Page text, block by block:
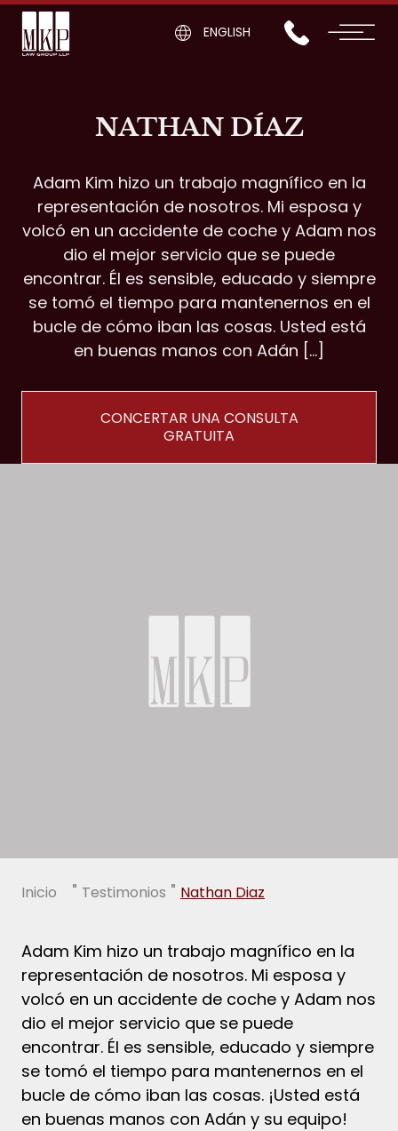
ENGLISH
NATHAN DÍAZ
Adam Kim hizo un trabajo magnífico en la
representación de nosotros. Mi esposa y
volcó en un accidente de coche y Adam nos
dio el mejor servicio que se puede
encontrar. Él es sensible, educado y siempre
se tomó el tiempo para mantenernos en el
bucle de cómo iban las cosas. Usted está
en buenas manos con Adán [...]
CONCERTAR UNA CONSULTA
GRATUITA
Inicio " Testimonios " Nathan Diaz
Adam Kim hizo un trabajo magnífico en la
representación de nosotros. Mi esposa y
volcó en un accidente de coche y Adam nos
dio el mejor servicio que se puede
encontrar. Él es sensible, educado y siempre
se tomó el tiempo para mantenernos en el
bucle de cómo iban las cosas. ¡Usted está
en buenas manos con Adán y su equipo!